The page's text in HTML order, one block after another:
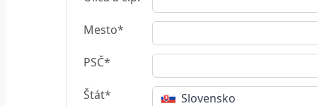
Mesto*
PSČ*
Štát* Slovensko